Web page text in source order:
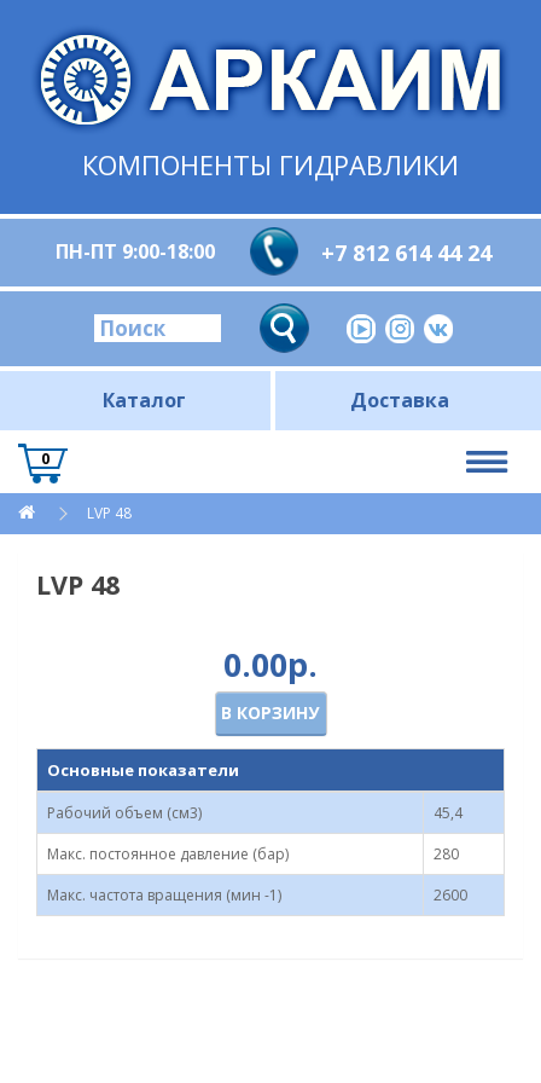
КОМПОНЕНТЫ ГИДРАВЛИКИ
ПН-ПТ 9:00-18:00 +7 812 614 44 24
Каталог Доставка
0
LVP 48
LVP 48
0.00р.
В КОРЗИНУ
Основные показатели
Рабочий объем (см3)
45,4
Макс. постоянное давление (бар)
280
Макс. частота вращения (мин -1)
2600